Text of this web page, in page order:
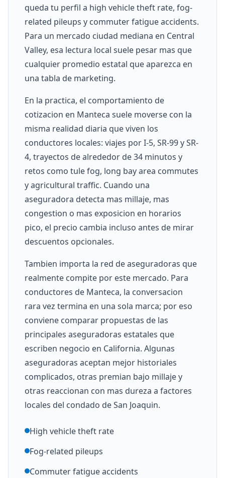
queda tu perfil a high vehicle theft rate, fog-
related pileups y commuter fatigue accidents.
Para un mercado ciudad mediana en Central
Valley, esa lectura local suele pesar mas que
cualquier promedio estatal que aparezca en
una tabla de marketing.
En la practica, el comportamiento de
cotizacion en Manteca suele moverse con la
misma realidad diaria que viven los
conductores locales: viajes por I-5, SR-99 y SR-
4, trayectos de alrededor de 34 minutos y
retos como tule fog, long bay area commutes
y agricultural traffic. Cuando una
aseguradora detecta mas millaje, mas
congestion o mas exposicion en horarios
pico, el precio cambia incluso antes de mirar
descuentos opcionales.
Tambien importa la red de aseguradoras que
realmente compite por este mercado. Para
conductores de Manteca, la conversacion
rara vez termina en una sola marca; por eso
conviene comparar propuestas de las
principales aseguradoras estatales que
escriben negocio en California. Algunas
aseguradoras aceptan mejor historiales
complicados, otras premian bajo millaje y
otras reaccionan con mas dureza a factores
locales del condado de San Joaquin.
High vehicle theft rate
Fog-related pileups
Commuter fatigue accidents